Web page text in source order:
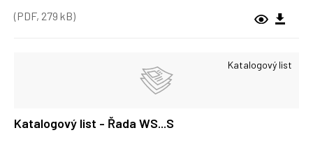
(PDF, 279 kB)
Katalogový list
Katalogový list - Řada WS...S